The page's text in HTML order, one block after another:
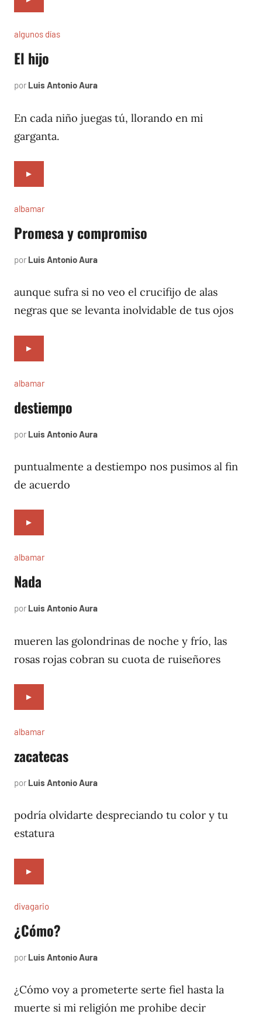
algunos días
El hijo
por Luis Antonio Aura
1997
En cada niño juegas tú, llorando en mi
garganta.
►
albamar
Promesa y compromiso
por Luis Antonio Aura
1996
aunque sufra si no veo el crucifijo de alas
negras que se levanta inolvidable de tus ojos
►
albamar
destiempo
por Luis Antonio Aura
1996
puntualmente a destiempo nos pusimos al fin
de acuerdo
►
albamar
Nada
por Luis Antonio Aura
1996
mueren las golondrinas de noche y frío, las
rosas rojas cobran su cuota de ruiseñores
►
albamar
zacatecas
por Luis Antonio Aura
1996
podría olvidarte despreciando tu color y tu
estatura
►
divagario
¿Cómo?
por Luis Antonio Aura
1996
¿Cómo voy a prometerte serte fiel hasta la
muerte si mi religión me prohibe decir